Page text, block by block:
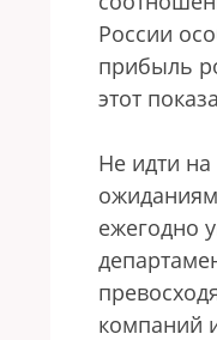
России
прибыль
этот
Не идти
ежегодно
компаний